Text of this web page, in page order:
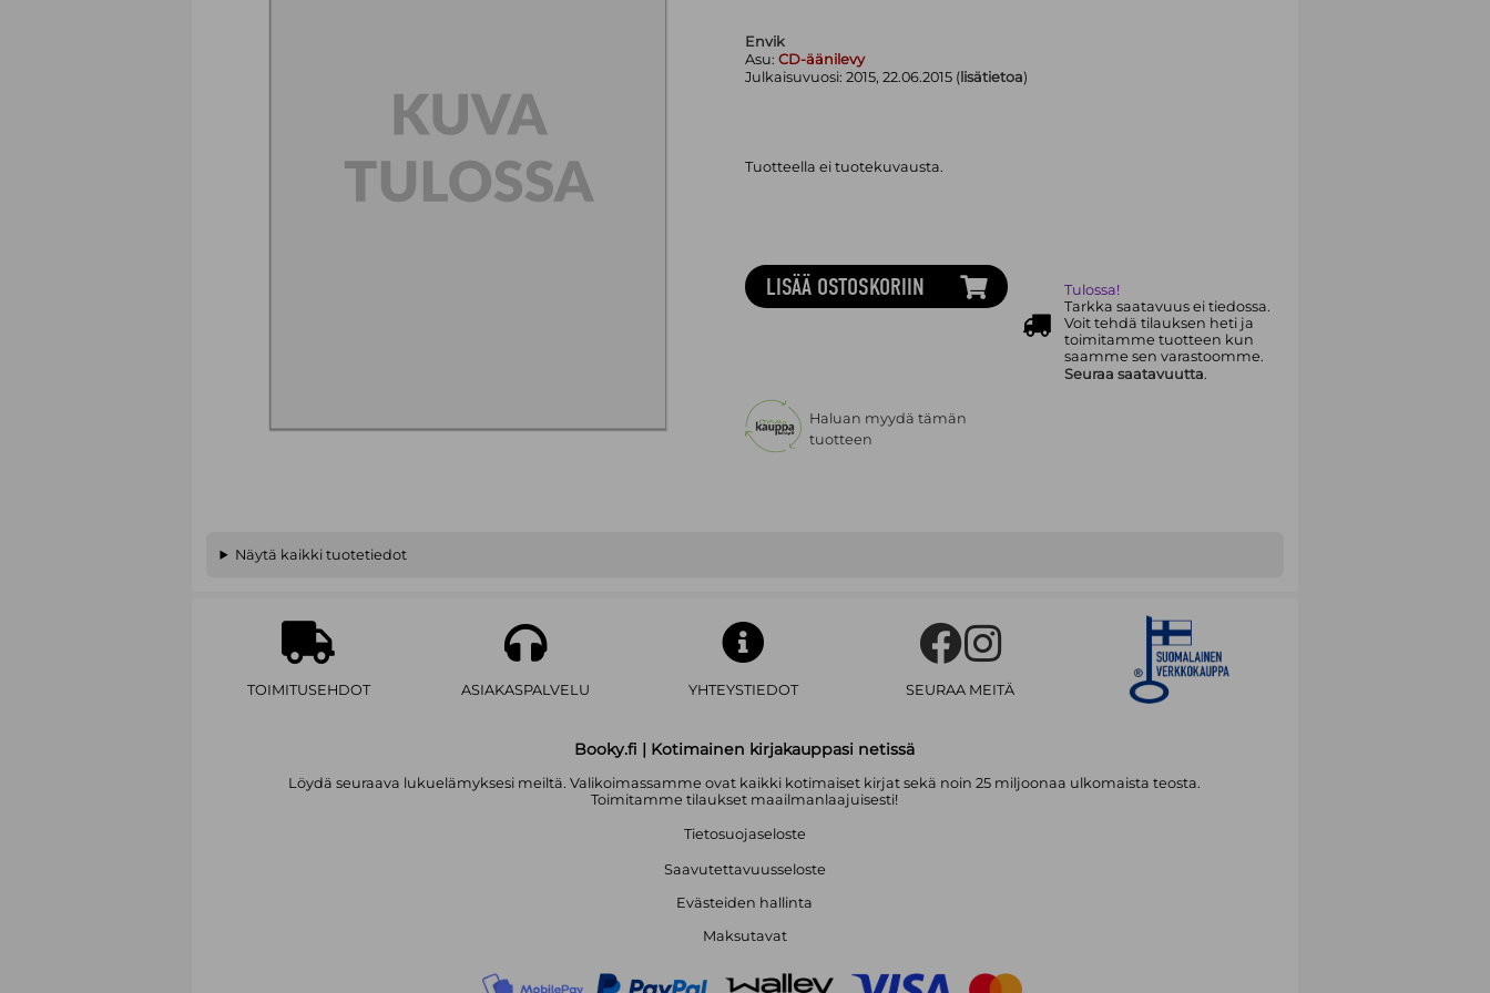
Envik
Asu: CD-äänilevy
Julkaisuvuosi: 2015, 22.06.2015 (lisätietoa)
Tuotteella ei tuotekuvausta.
LISÄÄ OSTOSKORIIN
Tulossa!
Tarkka saatavuus ei tiedossa.
Voit tehdä tilauksen heti ja
toimitamme tuotteen kun
saamme sen varastoomme.
Seuraa saatavuutta.
Haluan myydä tämän
tuotteen
Näytä kaikki tuotetiedot
TOIMITUSEHDOT ASIAKASPALVELU YHTEYSTIEDOT SEURAA MEITÄ
Booky.fi | Kotimainen kirjakauppasi netissä
Löydä seuraava lukuelämyksesi meiltä. Valikoimassamme ovat kaikki kotimaiset kirjat sekä noin 25 miljoonaa ulkomaista teosta.
Toimitamme tilaukset maailmanlaajuisesti!
Tietosuojaseloste
Saavutettavuusseloste
Evästeiden hallinta
Maksutavat